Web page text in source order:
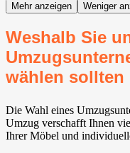
Mehr anzeigen Weniger
Weshalb Sie
wählen sollten
Die Wahl eines
Umzug verschafft Ihnen
Ihrer Möbel und